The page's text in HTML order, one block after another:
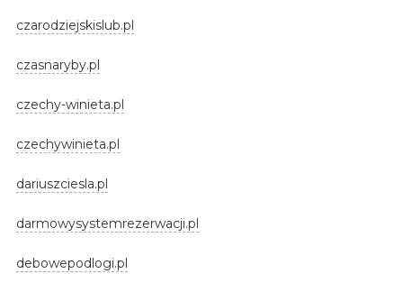
czarodziejskislub.pl
czasnaryby.pl
czechy-winieta.pl
czechywinieta.pl
dariuszciesla.pl
darmowysystemrezerwacji.pl
debowepodlogi.pl